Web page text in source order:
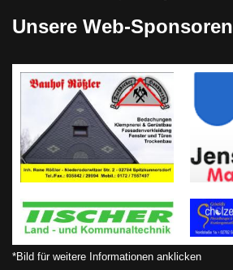
Unsere Web-Sponsoren
*Bild für weitere Informationen anklicken